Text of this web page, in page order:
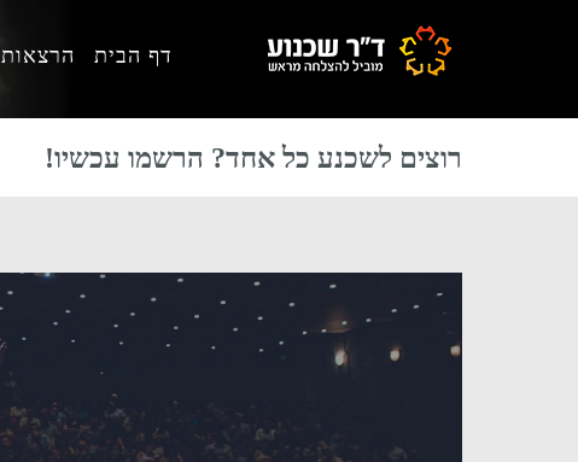
דף הבית הרצאות
רוצים לשכנע כל אחד? הרשמו עכשיו!